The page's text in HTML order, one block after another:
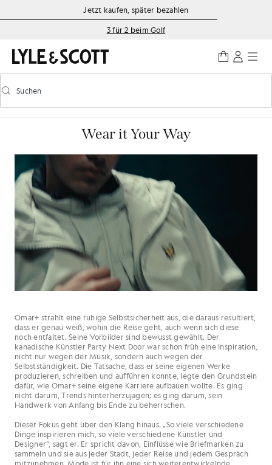
Zum Hauptinhalt springen
Informationen zur Barrierefreiheit
Jetzt kaufen, später bezahlen
3 für 2 beim Golf
Vorausschauende Suche ein-/ausschalten
Suchen
Wear it Your Way
Omar+ strahlt eine ruhige Selbstsicherheit aus, die daraus resultiert,
dass er genau weiß, wohin die Reise geht, auch wenn sich diese
noch entfaltet. Seine Vorbilder sind bewusst gewählt. Der
kanadische Künstler Party Next Door war schon früh eine Inspiration,
nicht nur wegen der Musik, sondern auch wegen der
Selbstständigkeit. Die Tatsache, dass er seine eigenen Werke
produzieren, schreiben und aufführen konnte, legte den Grundstein
dafür, wie Omar+ seine eigene Karriere aufbauen wollte. Es ging
nicht darum, Trends hinterherzujagen; es ging darum, sein
Handwerk von Anfang bis Ende zu beherrschen.
Dieser Fokus geht über den Klang hinaus. „So viele verschiedene
Dinge inspirieren mich, so viele verschiedene Künstler und
Designer“, sagt er. Er spricht davon, Einflüsse wie Briefmarken zu
sammeln und sie aus jeder Stadt, jeder Reise und jedem Gespräch